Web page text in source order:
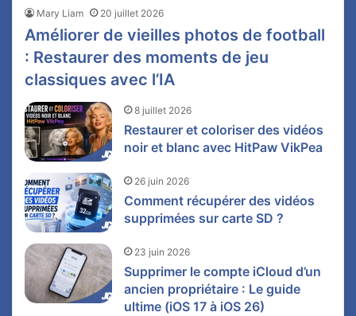
Mary Liam 20 juillet 2026
Améliorer de vieilles photos de football
: Restaurer des moments de jeu
classiques avec l’IA
8 juillet 2026
Restaurer et coloriser des vidéos
noir et blanc avec HitPaw VikPea
26 juin 2026
Comment récupérer des vidéos
supprimées sur carte SD ?
23 juin 2026
Supprimer le compte iCloud d’un
ancien propriétaire : Le guide
ultime (iOS 17 à iOS 26)